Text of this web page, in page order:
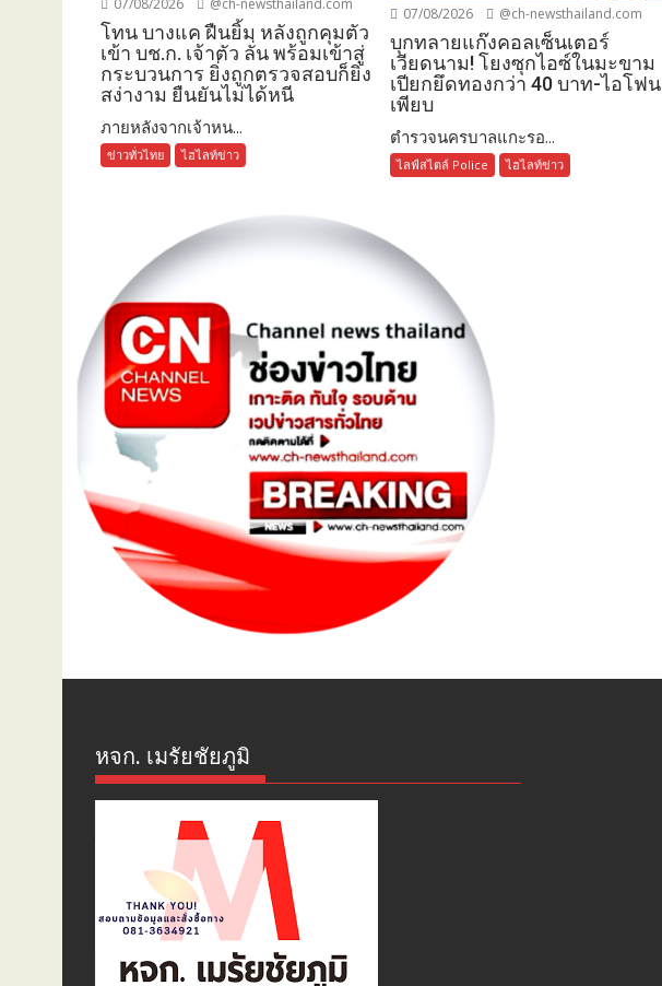
07/08/2026 @ch-newsthailand.com
โทน บางแค ฝืนยิ้ม หลังถูกคุมตัว
เข้า บช.ก. เจ้าตัว ลั่น พร้อมเข้าสู่
กระบวนการ ยิ่งถูกตรวจสอบก็ยิ่ง
สง่างาม ยืนยันไม่ได้หนี
ภายหลังจากเจ้าหน...
ข่าวทั่วไทย ไฮไลท์ข่าว
07/08/2026 @ch-newsthailand.com
บุกทลายแก๊งคอลเซ็นเตอร์
เวียดนาม! โยงซุกไอซ์ในมะขาม
เปียกยึดทองกว่า 40 บาท-ไอโฟน
เพียบ
ตำรวจนครบาลแกะรอ...
ไลฟ์สไตล์ Police ไฮไลท์ข่าว
หจก. เมรัยชัยภูมิ